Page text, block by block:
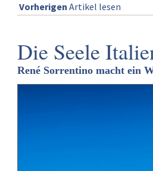
Vorherigen Artikel lesen
Die Seele
René Sorrentino macht ein